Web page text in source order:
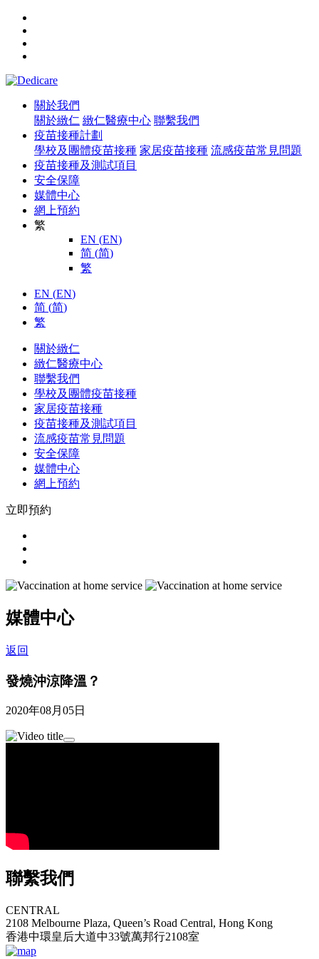
關於我們
關於緻仁 緻仁醫療中心 聯繫我們
疫苗接種計劃
學校及團體疫苗接種 家居疫苗接種 流感疫苗常見問題
疫苗接種及測試項目
安全保障
媒體中心
網上預約
繁
EN (EN)
简 (简)
繁
EN (EN)
简 (简)
繁
關於緻仁
緻仁醫療中心
聯繫我們
學校及團體疫苗接種
家居疫苗接種
疫苗接種及測試項目
流感疫苗常見問題
安全保障
媒體中心
網上預約
立即預約
媒體中心
返回
發燒沖涼降溫？
2020年08月05日
聯繫我們
CENTRAL
2108 Melbourne Plaza, Queen’s Road Central, Hong Kong
香港中環皇后大道中33號萬邦行2108室